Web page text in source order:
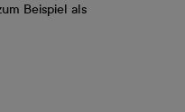
Beispiel als